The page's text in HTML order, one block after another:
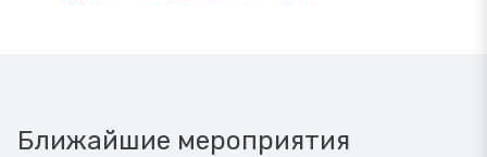
Ближайшие мероприятия